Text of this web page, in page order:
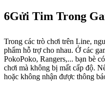
6Gửi Tim Trong
Trong các trò chơi trên Line,
phẩm hỗ trợ cho nhau. Ở các
PokoPoko, Rangers,... bạn bè
chơi mà không bị mất cấp độ.
hoặc không nhận được thông